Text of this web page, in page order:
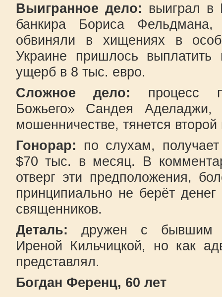
Выигранное дело: выиграл в
банкира Бориса
обвиняли в хищениях в
Украине пришлось
ущерб в 8 тыс. евро.
Сложное дело: процесс
Божьего» Сандея Аделаджи,
мошенничестве, тянется второй
Гонорар: по слухам,
$70 тыс. в месяц. В
отверг эти предположения,
принципиально не берёт
священников.
Деталь: дружен с бывшим
Иреной Кильчицкой, но как
представлял.
Богдан Ференц, 60 лет